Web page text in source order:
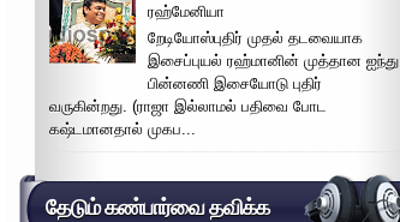
ரஹ்மேனியா
றேடியோஸ்புதிர் முதல் தடவையாக
இசைப்புயல் ரஹ்மானின் முத்தான ஐந்து
பின்னணி இசையோடு புதிர்
வருகின்றது. (ராஜா இல்லாமல் பதிவை போட
கஷ்டமானதால் முகப...
தேடும் கண்பார்வை தவிக்க